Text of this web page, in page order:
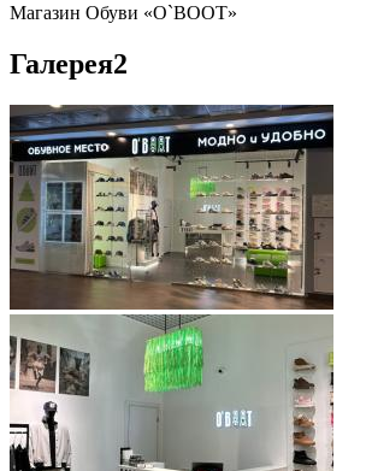
Магазин Обуви «O`BOOT»
Галерея2